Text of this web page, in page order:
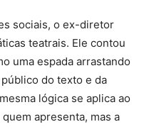
sociais, o ex-diretor
teatrais. Ele contou
uma espada arrastando
do texto e da
lógica se aplica ao
apresenta, mas a